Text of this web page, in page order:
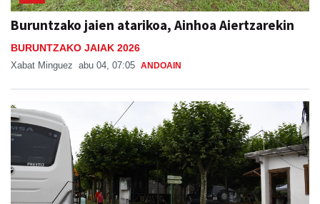
Buruntzako jaien atarikoa, Ainhoa Aiertzarekin
BURUNTZAKO JAIAK 2026
Xabat Minguez abu 04, 07:05 ANDOAIN